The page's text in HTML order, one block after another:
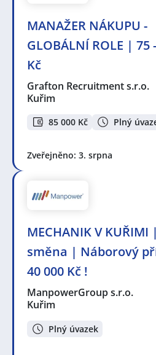
MANAŽER NÁKUPU -
GLOBÁLNÍ ROLE | 75
Kč
Grafton Recruitment s.r.o.
Kuřim
85 000 Kč Plný
Zveřejněno: 3. srpna
MECHANIK V
směna | Náborový
40 000 Kč !
ManpowerGroup s.r.o.
Kuřim
Plný úvazek